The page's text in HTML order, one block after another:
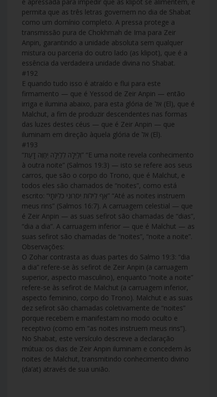
permita que as três letras governem no dia de Shabat
como um domínio completo. A pressa protege a
transmissão pura de Chokhmah de Ima para Zeir
Anpin, garantindo a unidade absoluta sem qualquer
mistura ou parceria do outro lado (as klipot), que é a
essência da verdadeira unidade divina no Shabat.
#192
E quando tudo isso é atraído e flui para este
firmamento — que é Yessod de Zeir Anpin — então
irriga e ilumina abaixo, para esta glória de אל (El), que é
Malchut, a fim de produzir descendentes nas formas
das luzes destes céus — que é Zeir Anpin — que
iluminam em direção àquela glória de אל (El).
#193
“וְלַיְלָה לְלַיְלָה יְחַוֶּה דָּעַת” “E uma noite revela conhecimento
à outra noite” (Salmos 19:3) — isto se refere aos seus
carros, que são o corpo do Trono, que é Malchut, e
todos eles são chamados de “noites”, como está
escrito: “אַף לֵילוֹת יִסְּרוּנִי כִלְיוֹתָי” “Até as noites instruem
meus rins” (Salmos 16:7). A carruagem celestial — que
é Zeir Anpin — as suas sefirot são chamadas de “dias”,
“dia a dia”. A carruagem inferior — que é Malchut — as
suas sefirot são chamadas de “noites”, “noite a noite”.
Observações:
O Zohar contrasta as duas partes do Salmo 19:3: “dia
a dia” refere-se às sefirot de Zeir Anpin (a carruagem
superior, aspecto masculino), enquanto “noite a noite”
refere-se às sefirot de Malchut (a carruagem inferior,
aspecto feminino, corpo do Trono). Malchut e as suas
dez sefirot são chamadas coletivamente de “noites”
porque recebem e manifestam no modo oculto e
receptivo (como em “as noites instruem meus rins”).
No Shabat, este versículo descreve a declaração
mútua: os dias de Zeir Anpin iluminam e concedem às
noites de Malchut, transmitindo conhecimento divino
(da’at) através de sua união.